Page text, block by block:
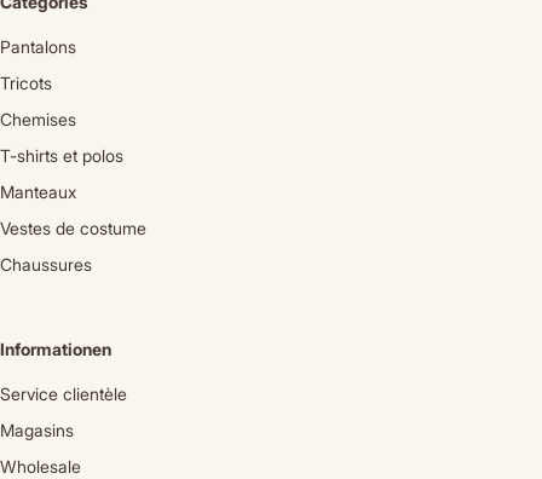
Pantalons
Tricots
Chemises
T-shirts et polos
Manteaux
Vestes de costume
Chaussures
Informationen
Service clientèle
Magasins
Wholesale